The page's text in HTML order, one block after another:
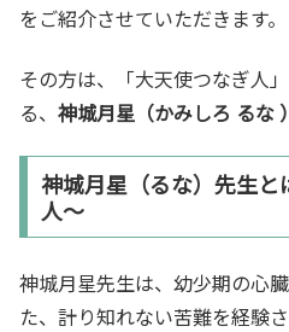
をご紹介させていただきます。
その方は、「大天使つなぎ人
る、 神城月星（かみしろ るな
神城月星（るな）先生
人～
神城月星先生は、幼少期の心
た、計り知れない苦難を経験